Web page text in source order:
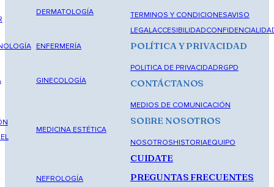
DERMATOLOGÍA
ENFERMERÍA
GINECOLOGÍA
MEDICINA ESTÉTICA
NEFROLOGÍA
TERMINOS Y CONDICIONESAVISO
LEGALACCESIBILIDAD
POLÍTICA Y PRIVACIDAD
POLITICA DE PRIVACIDADRGPD
CONTÁCTANOS
MEDIOS DE COMUNICACIÓN
SOBRE NOSOTROS
NOSOTROSHISTORIAEQUIPO
CUIDATE
PREGUNTAS FRECUENTES